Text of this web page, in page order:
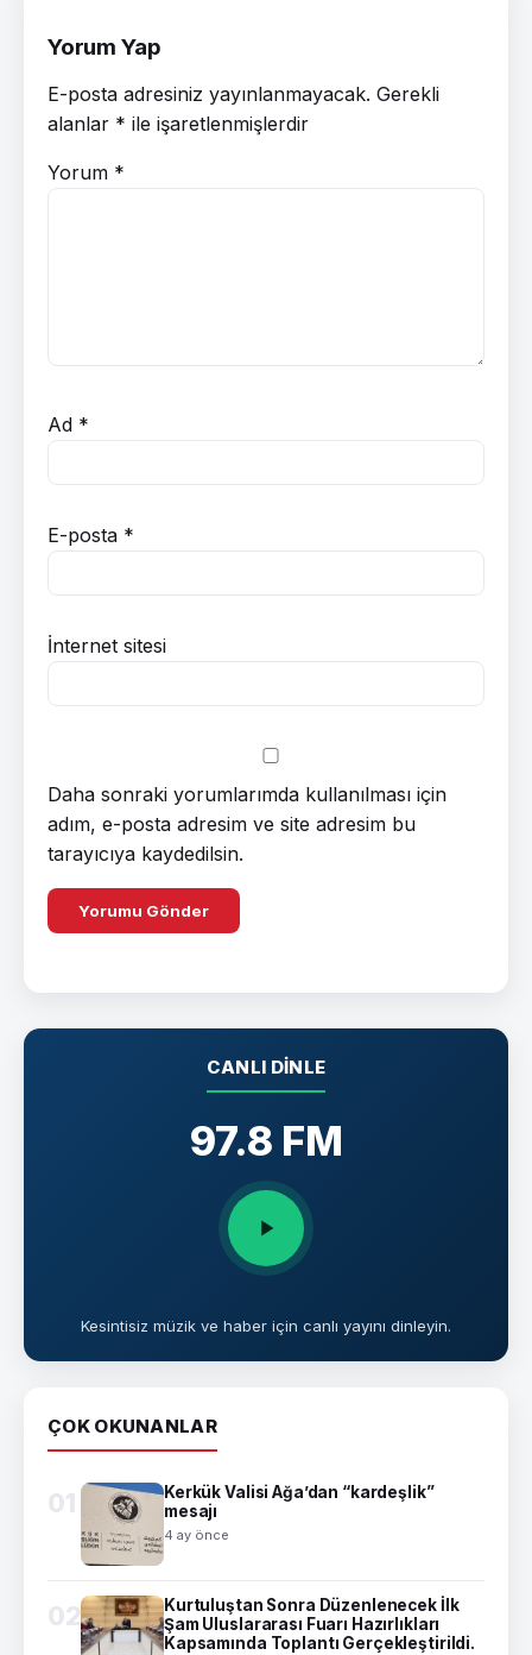
Yorum Yap
E-posta adresiniz yayınlanmayacak. Gerekli
alanlar * ile işaretlenmişlerdir
Yorum *
Ad *
E-posta *
İnternet sitesi
Daha sonraki yorumlarımda kullanılması için
adım, e-posta adresim ve site adresim bu
tarayıcıya kaydedilsin.
CANLI DINLE
97.8 FM
Kesintisiz müzik ve haber için canlı yayını dinleyin.
ÇOK OKUNANLAR
01
Kerkük Valisi Ağa’dan “kardeşlik”
mesajı
4 ay önce
02
Kurtuluştan Sonra Düzenlenecek İlk
Şam Uluslararası Fuarı Hazırlıkları
Kapsamında Toplantı Gerçekleştirildi.